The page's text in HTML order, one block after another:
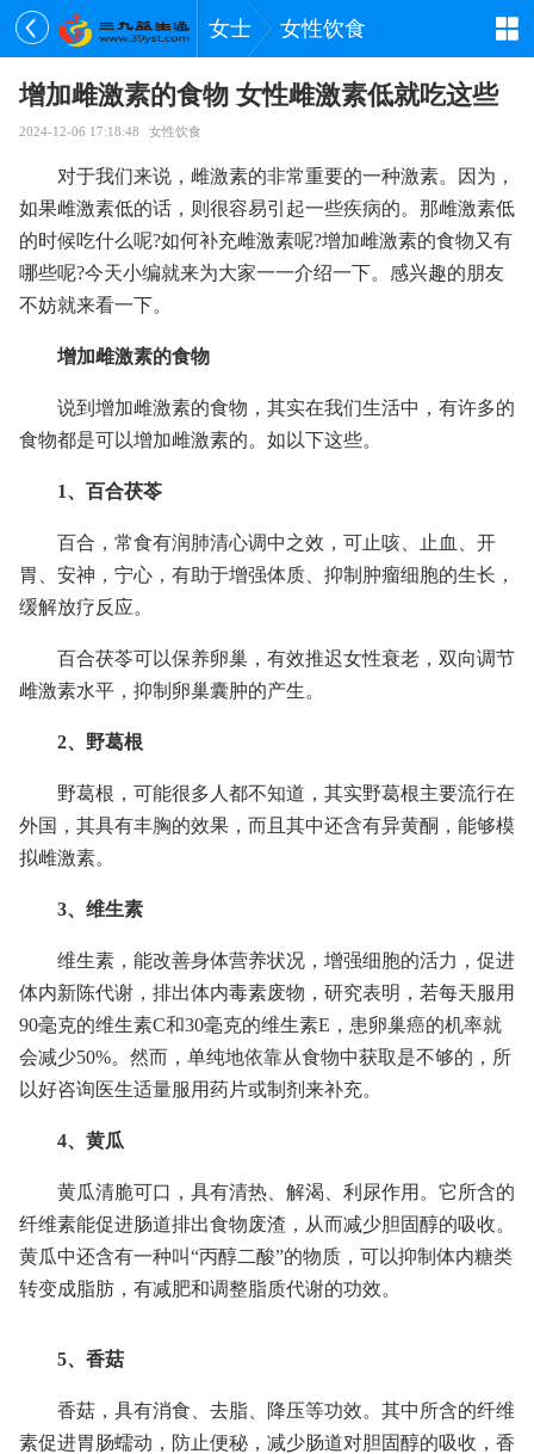
女士 女性饮食
增加雌激素的食物 女性雌激素低就吃这些
2024-12-06 17:18:48 女性饮食
对于我们来说，雌激素的非常重要的一种激素。因为，
如果雌激素低的话，则很容易引起一些疾病的。那雌激素低
的时候吃什么呢?如何补充雌激素呢?增加雌激素的食物又有
哪些呢?今天小编就来为大家一一介绍一下。感兴趣的朋友
不妨就来看一下。
增加雌激素的食物
说到增加雌激素的食物，其实在我们生活中，有许多的
食物都是可以增加雌激素的。如以下这些。
1、百合茯苓
百合，常食有润肺清心调中之效，可止咳、止血、开
胃、安神，宁心，有助于增强体质、抑制肿瘤细胞的生长，
缓解放疗反应。
百合茯苓可以保养卵巢，有效推迟女性衰老，双向调节
雌激素水平，抑制卵巢囊肿的产生。
2、野葛根
野葛根，可能很多人都不知道，其实野葛根主要流行在
外国，其具有丰胸的效果，而且其中还含有异黄酮，能够模
拟雌激素。
3、维生素
维生素，能改善身体营养状况，增强细胞的活力，促进
体内新陈代谢，排出体内毒素废物，研究表明，若每天服用
90毫克的维生素C和30毫克的维生素E，患卵巢癌的机率就
会减少50%。然而，单纯地依靠从食物中获取是不够的，所
以好咨询医生适量服用药片或制剂来补充。
4、黄瓜
黄瓜清脆可口，具有清热、解渴、利尿作用。它所含的
纤维素能促进肠道排出食物废渣，从而减少胆固醇的吸收。
黄瓜中还含有一种叫“丙醇二酸”的物质，可以抑制体内糖类
转变成脂肪，有减肥和调整脂质代谢的功效。
5、香菇
香菇，具有消食、去脂、降压等功效。其中所含的纤维
素促进胃肠蠕动，防止便秘，减少肠道对胆固醇的吸收，香